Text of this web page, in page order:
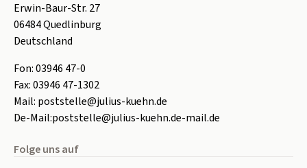
Erwin-Baur-Str. 27
06484Quedlinburg
Deutschland
Fon:03946 47-0
Fax:03946 47-1302
Mail: poststelle@julius-kuehn.de
De-Mail:poststelle@julius-kuehn.de-mail.de
Folge uns auf